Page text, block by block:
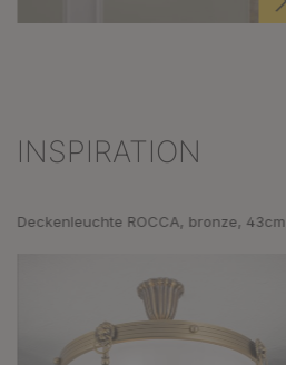
Produktgalerie überspringen
INSPIRATION
Deckenleuchte ROCCA, bronze, 43cm